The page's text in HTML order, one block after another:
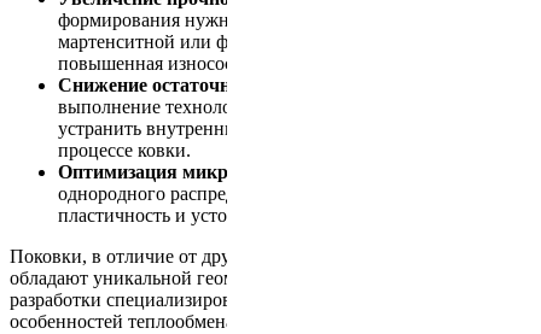
формирования нужной микроструктуры (например,
мартенситной или ферритно-перлитной) обеспечивается
повышенная износостойкость.
Снижение остаточных напряжений:
выполнение технологического цикла позволяет
устранить внутренние напряжения, возникающие в
процессе ковки.
Оптимизация микроструктуры:
однородного распределения зерен, что повышает
пластичность и устойчивость к растрескиванию.
Поковки, в отличие от других металлических изделий,
обладают уникальной геометрией и массой, что требует
разработки специализированных режимов обработки с учетом
особенностей теплообмена и механических нагрузок.